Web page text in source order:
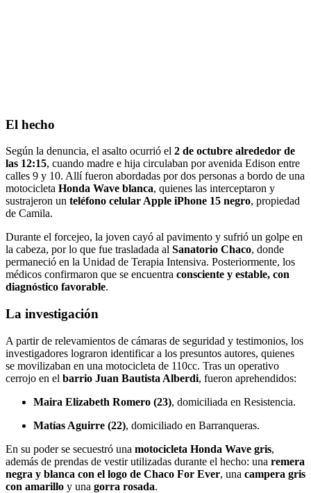
El hecho
Según la denuncia, el asalto ocurrió el 2 de octubre alrededor de
las 12:15, cuando madre e hija circulaban por avenida Edison entre
calles 9 y 10. Allí fueron abordadas por dos personas a bordo de una
motocicleta Honda Wave blanca, quienes las interceptaron y
sustrajeron un teléfono celular Apple iPhone 15 negro, propiedad
de Camila.
Durante el forcejeo, la joven cayó al pavimento y sufrió un golpe en
la cabeza, por lo que fue trasladada al Sanatorio Chaco, donde
permaneció en la Unidad de Terapia Intensiva. Posteriormente, los
médicos confirmaron que se encuentra consciente y estable, con
diagnóstico favorable.
La investigación
A partir de relevamientos de cámaras de seguridad y testimonios, los
investigadores lograron identificar a los presuntos autores, quienes
se movilizaban en una motocicleta de 110cc. Tras un operativo
cerrojo en el barrio Juan Bautista Alberdi, fueron aprehendidos:
Maira Elizabeth Romero (23), domiciliada en Resistencia.
Matías Aguirre (22), domiciliado en Barranqueras.
En su poder se secuestró una motocicleta Honda Wave gris,
además de prendas de vestir utilizadas durante el hecho: una remera
negra y blanca con el logo de Chaco For Ever, una campera gris
con amarillo y una gorra rosada.